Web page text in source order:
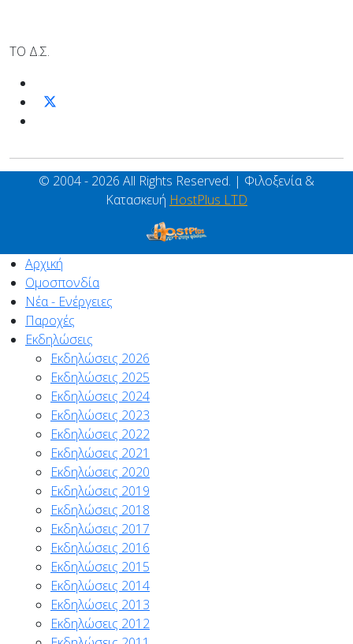
ΤΟ Δ.Σ.
© 2004 - 2026 All Rights Reserved. | Φιλοξενία &
Κατασκευή HostPlus LTD
Αρχική
Ομοσπονδία
Νέα - Ενέργειες
Παροχές
Εκδηλώσεις
Εκδηλώσεις 2026
Εκδηλώσεις 2025
Εκδηλώσεις 2024
Εκδηλώσεις 2023
Εκδηλώσεις 2022
Εκδηλώσεις 2021
Εκδηλώσεις 2020
Εκδηλώσεις 2019
Εκδηλώσεις 2018
Εκδηλώσεις 2017
Εκδηλώσεις 2016
Εκδηλώσεις 2015
Εκδηλώσεις 2014
Εκδηλώσεις 2013
Εκδηλώσεις 2012